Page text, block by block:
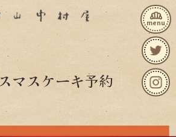
bakery_dining
menu
マスケーキ予約